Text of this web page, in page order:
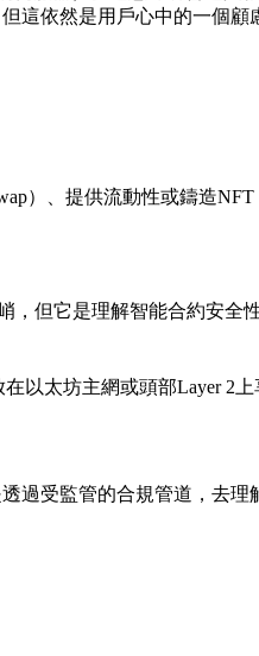
這依然是用戶心中的一個顧
）、提供流動性或鑄造
，但它是理解智能合約安全
以太坊主網或頭部Layer 2
過受監管的合規管道，去